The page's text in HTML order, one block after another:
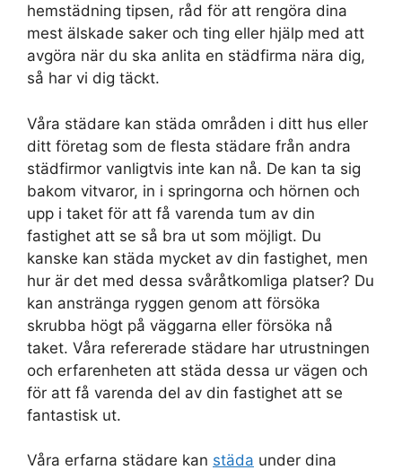
hemstädning tipsen, råd för att rengöra dina
mest älskade saker och ting eller hjälp med att
avgöra när du ska anlita en städfirma nära dig,
så har vi dig täckt.
Våra städare kan städa områden i ditt hus eller
ditt företag som de flesta städare från andra
städfirmor vanligtvis inte kan nå. De kan ta sig
bakom vitvaror, in i springorna och hörnen och
upp i taket för att få varenda tum av din
fastighet att se så bra ut som möjligt. Du
kanske kan städa mycket av din fastighet, men
hur är det med dessa svåråtkomliga platser? Du
kan anstränga ryggen genom att försöka
skrubba högt på väggarna eller försöka nå
taket. Våra refererade städare har utrustningen
och erfarenheten att städa dessa ur vägen och
för att få varenda del av din fastighet att se
fantastisk ut.
Våra erfarna städare kan städa under dina